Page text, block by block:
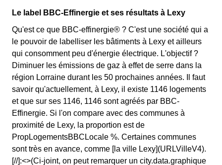
Le label BBC-Effinergie et ses résultats à Lexy
Qu'est ce que BBC-effinergie® ? C'est une société qui a
le pouvoir de labelliser les bâtiments à Lexy et ailleurs
qui consomment peu d'énergie électrique. L'objectif ?
Diminuer les émissions de gaz à effet de serre dans la
région Lorraine durant les 50 prochaines années. Il faut
savoir qu'actuellement, à Lexy, il existe 1146 logements
et que sur ses 1146, 1146 sont agréés par BBC-
Effinergie. Si l'on compare avec des communes à
proximité de Lexy, la proportion est de
PropLogementsBBCLocale %. Certaines communes
sont très en avance, comme [la ville Lexy](URLVilleV4).
[//]:<>(Ci-joint, on peut remarquer un city.data.graphique